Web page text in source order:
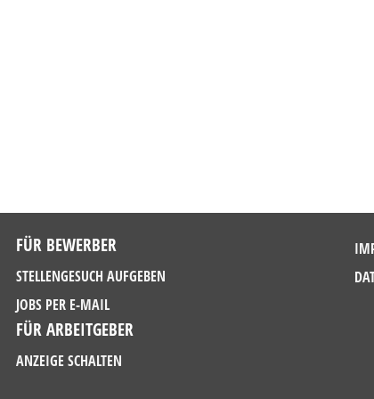
FÜR BEWERBER
STELLENGESUCH AUFGEBEN
JOBS PER E-MAIL
FÜR ARBEITGEBER
ANZEIGE SCHALTEN